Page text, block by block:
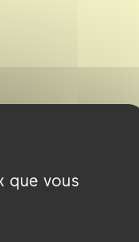
que vous